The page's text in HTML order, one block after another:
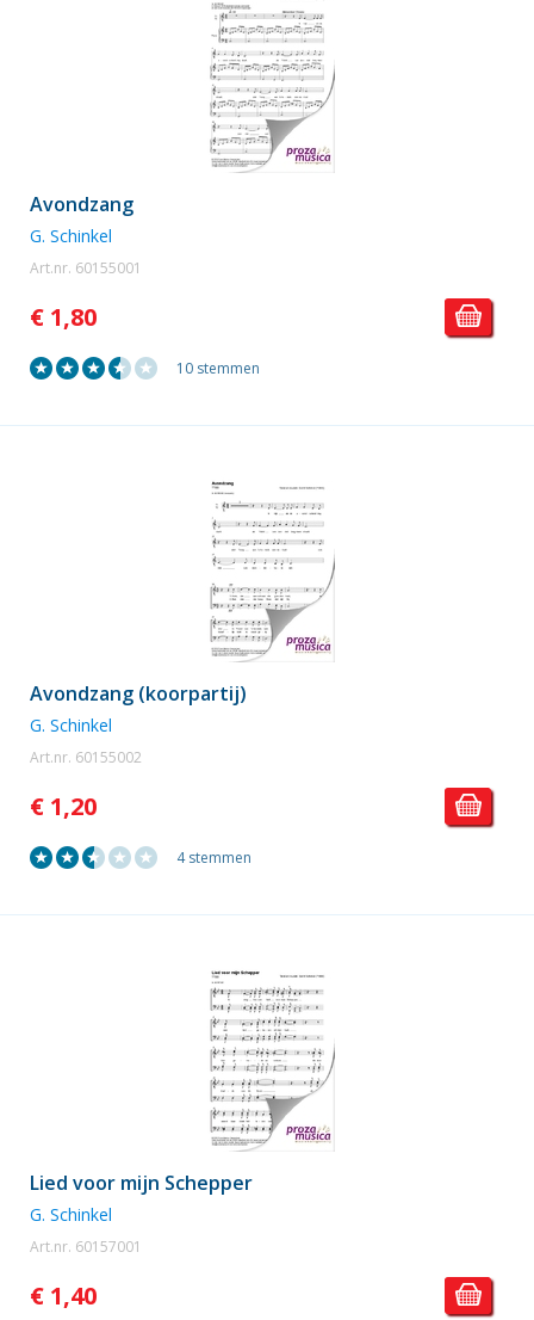
Avondzang
G. Schinkel
Art.nr. 60155001
€ 1,80
10 stemmen
Avondzang (koorpartij)
G. Schinkel
Art.nr. 60155002
€ 1,20
4 stemmen
Lied voor mijn Schepper
G. Schinkel
Art.nr. 60157001
€ 1,40